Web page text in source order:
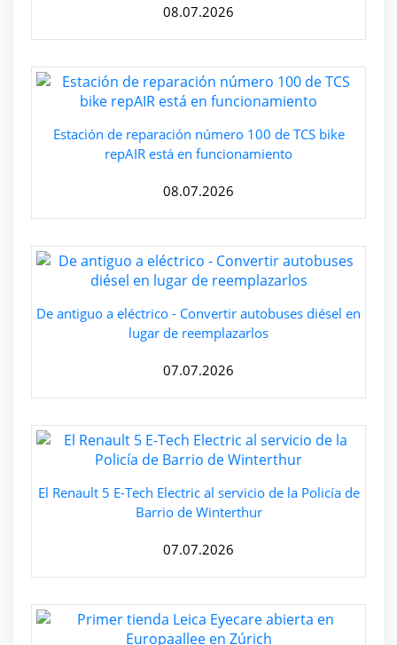
08.07.2026
Estación de reparación número 100 de TCS bike
repAIR está en funcionamiento
08.07.2026
De antiguo a eléctrico - Convertir autobuses diésel en
lugar de reemplazarlos
07.07.2026
El Renault 5 E-Tech Electric al servicio de la Policía de
Barrio de Winterthur
07.07.2026